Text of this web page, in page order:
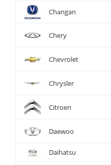
Changan
Chery
Chevrolet
Chrysler
Citroen
Daewoo
Daihatsu